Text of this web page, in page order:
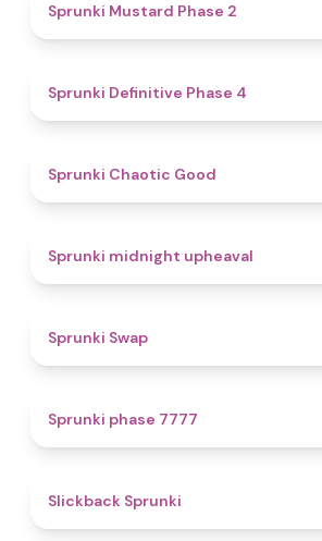
Sprunki Mustard Phase 2
Sprunki Definitive Phase 4
Sprunki Chaotic Good
Sprunki midnight upheaval
Sprunki Swap
Sprunki phase 7777
Slickback Sprunki